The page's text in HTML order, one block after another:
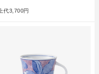
上代3,700円